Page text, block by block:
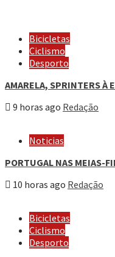
Bicicletas
Ciclismo
Desporto
AMARELA, SPRINTERS À
9 horas ago Redação
Noticias
PORTUGAL NAS MEIAS-
10 horas ago Redação
Bicicletas
Ciclismo
Desporto